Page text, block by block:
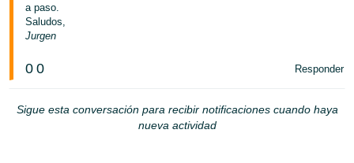
a paso.
Saludos,
Jurgen
0 0 Responder
Sigue esta conversación para recibir notificaciones cuando haya
nueva actividad